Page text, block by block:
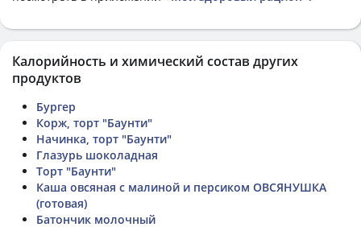
Калорийность и химический состав других
продуктов
Бургер
Корж, торт "Баунти"
Начинка, торт "Баунти"
Глазурь шоколадная
Торт "Баунти"
Каша овсяная с малиной и персиком ОВСЯНУШКА
(готовая)
Батончик молочный